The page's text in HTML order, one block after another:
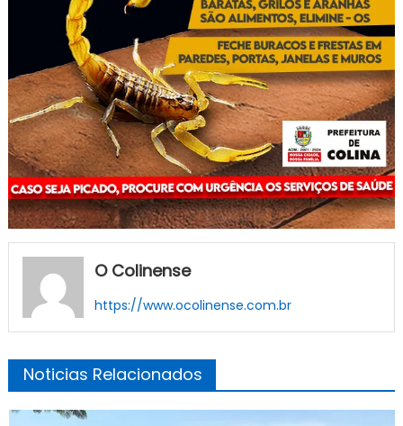
O Colinense
https://www.ocolinense.com.br
Noticias Relacionados